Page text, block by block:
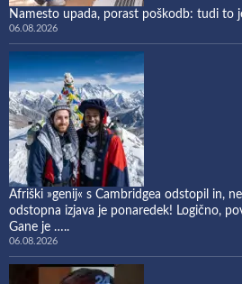
Namesto upada, porast poškodb: tudi to
06.08.2026
Afriški »genij« s Cambridgea odstopil in,
odstopna izjava je ponaredek! Logično,
Gane je …..
06.08.2026